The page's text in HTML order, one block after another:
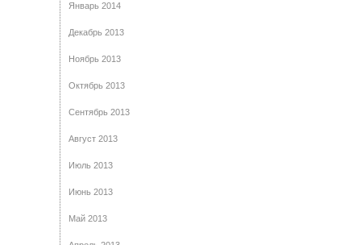
Январь 2014
Декабрь 2013
Ноябрь 2013
Октябрь 2013
Сентябрь 2013
Август 2013
Июль 2013
Июнь 2013
Май 2013